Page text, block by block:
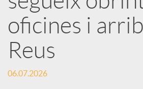
r
x
e
oficines i
Reus
06.07.2026